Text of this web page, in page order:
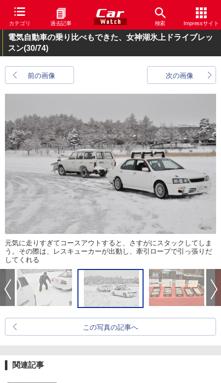
カテゴリ 過去記事 検索 Impressサイト
電気自動車の乗り比べもできた、女神湖氷上ドライブレッ
スン(30/74)
前の画像 次の画像
元気に走りすぎてコースアウトすると、さすがにスタックしてしま
う。その際は、レスキューカーが出動し、牽引ロープで引っ張りだ
してくれる
この写真の記事へ
関連記事